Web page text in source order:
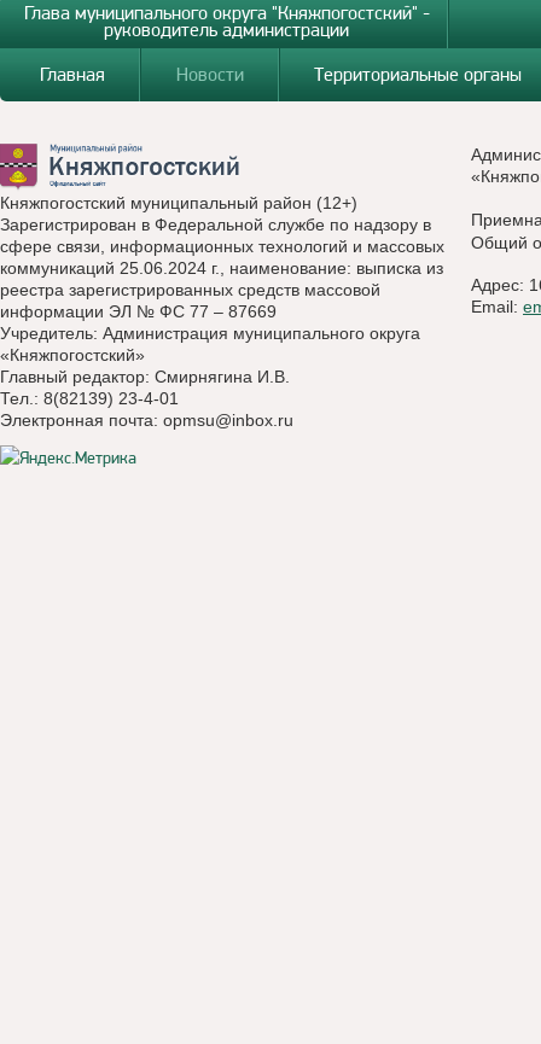
Глава муниципального округа "Княжпогостский" -
руководитель администрации
Главная
Новости Территориальные органы
Княжпогостский муниципальный район (12+)
Зарегистрирован в Федеральной службе по надзору в
сфере связи, информационных технологий и массовых
коммуникаций 25.06.2024 г., наименование: выписка из
реестра зарегистрированных средств массовой
информации ЭЛ № ФС 77 – 87669
Учредитель: Администрация муниципального округа
«Княжпогостский»
Главный редактор: Смирнягина И.В.
Тел.: 8(82139) 23-4-01
Электронная почта: opmsu@inbox.ru
Общий
Адрес:
Email: